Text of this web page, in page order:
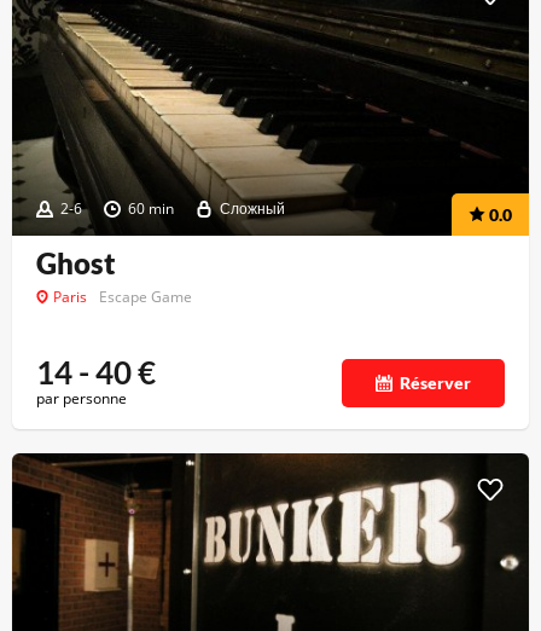
2-6 60 min Сложный 0.0
Ghost
Paris Escape Game
14 - 40€
par personne
Réserver